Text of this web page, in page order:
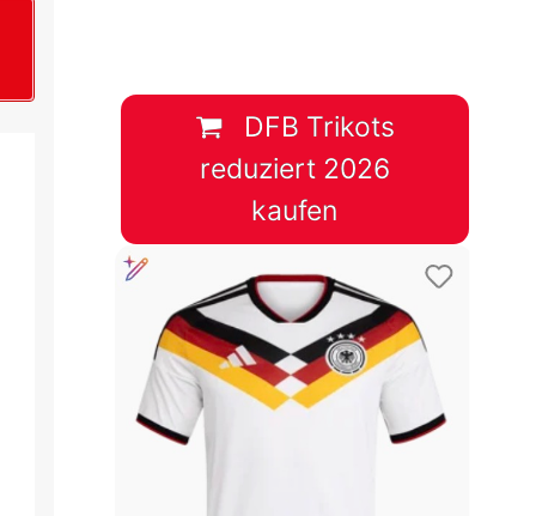
&
&
Tabelle
DFB Trikots
reduziert 2026
kaufen